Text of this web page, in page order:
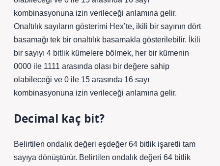
kombinasyonuna izin verileceği anlamına gelir.
Onaltılık sayıların gösterimi Hex’te, ikili bir sayının dört
basamağı tek bir onaltılık basamakla gösterilebilir. İkili
bir sayıyı 4 bitlik kümelere bölmek, her bir kümenin
0000 ile 1111 arasında olası bir değere sahip
olabileceği ve 0 ile 15 arasında 16 sayı
kombinasyonuna izin verileceği anlamına gelir.
Decimal kaç bit?
Belirtilen ondalık değeri eşdeğer 64 bitlik işaretli tam
sayıya dönüştürür. Belirtilen ondalık değeri 64 bitlik